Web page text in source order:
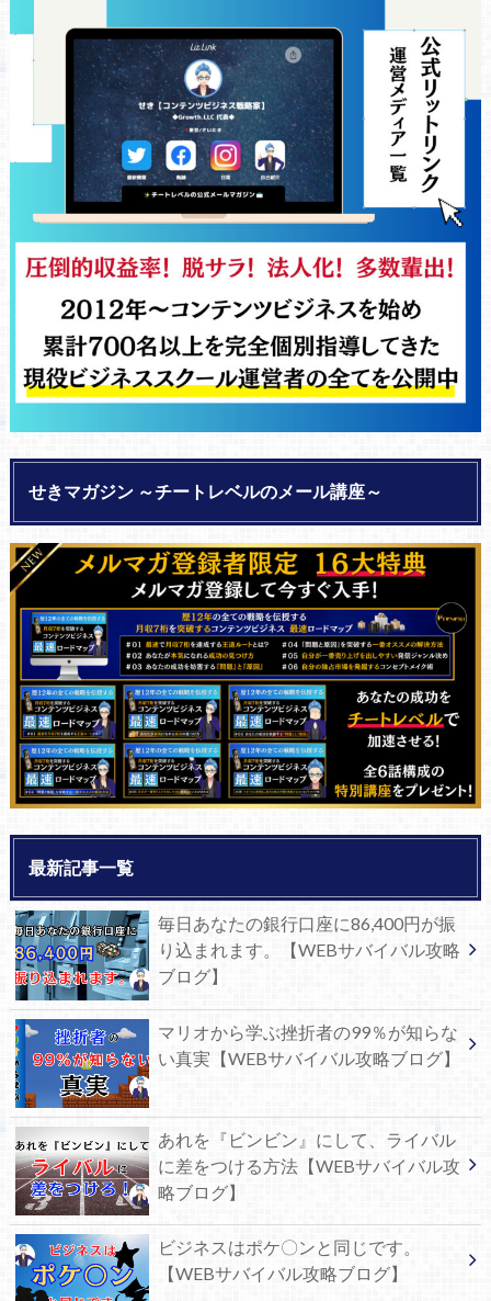
せきマガジン ～チートレベルのメール講座～
最新記事一覧
毎日あなたの銀行口座に86,400円が振
り込まれます。【WEBサバイバル攻略
ブログ】
マリオから学ぶ挫折者の99％が知らな
い真実【WEBサバイバル攻略ブログ】
あれを『ビンビン』にして、ライバル
に差をつける方法【WEBサバイバル攻
略ブログ】
ビジネスはポケ〇ンと同じです。
【WEBサバイバル攻略ブログ】